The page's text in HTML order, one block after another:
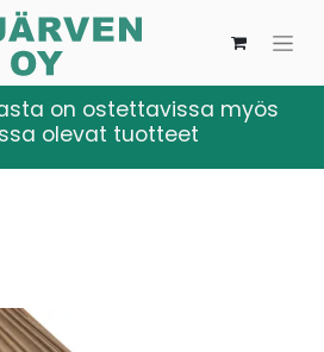
on ostettavissa myös
olevat tuotteet